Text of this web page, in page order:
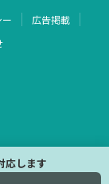
広告掲載
応します